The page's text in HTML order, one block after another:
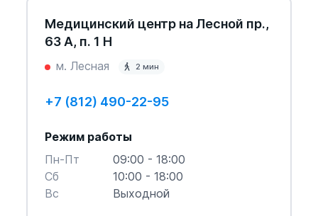
Медицинский центр на Лесной пр.,
63 А, п. 1 Н
м. Лесная 2 мин
+7 (812) 490-22-95
Режим работы
Пн-Пт
09:00 - 18:00
Cб
10:00 - 18:00
Вс
Выходной